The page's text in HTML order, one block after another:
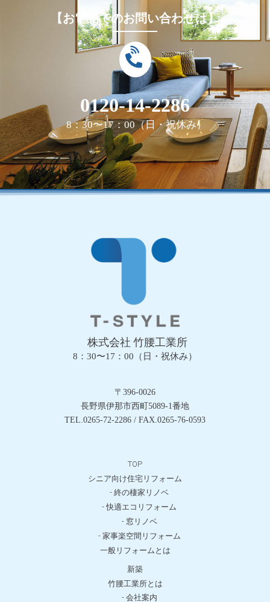
【お電話でのお問い合わせは】
0120-14-2286
8：30〜17：00（日・祝休み）
株式会社 竹腰工業所
8：30〜17：00（日・祝休み）
〒396-0026
長野県伊那市西町5089-1番地
TEL.0265-72-2286 / FAX.0265-76-0593
TOP
シニア向け住宅リフォーム
- 終の棲家リノベ
- 快適エコリフォーム
- 窓リノベ
- 家事楽空間リフォーム
一般リフォームとは
新築
竹腰工業所とは
- 会社案内